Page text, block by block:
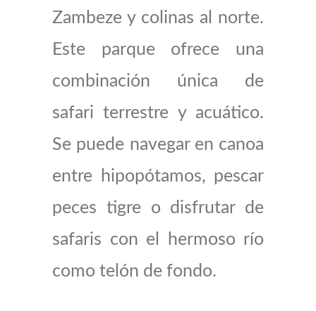
Zambeze y colinas al norte.
Este parque ofrece una
combinación única de
safari terrestre y acuático.
Se puede navegar en canoa
entre hipopótamos, pescar
peces tigre o disfrutar de
safaris con el hermoso río
como telón de fondo.